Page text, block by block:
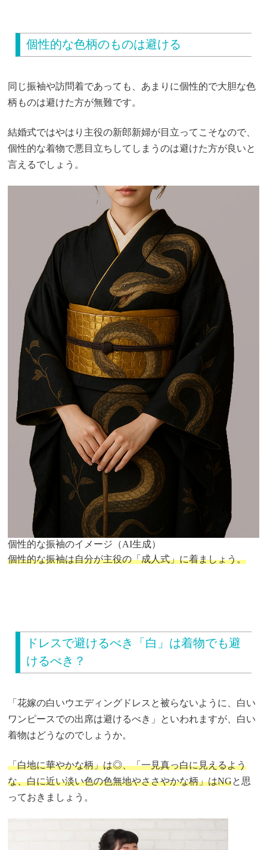
個性的な色柄のものは避ける
同じ振袖や訪問着であっても、あまりに個性的で大胆な色
柄ものは避けた方が無難です。
結婚式ではやはり主役の新郎新婦が目立ってこそなので、
個性的な着物で悪目立ちしてしまうのは避けた方が良いと
言えるでしょう。
個性的な振袖のイメージ（AI生成）
個性的な振袖は自分が主役の「成人式」に着ましょう。
ドレスで避けるべき「白」は着物でも避
けるべき？
「花嫁の白いウエディングドレスと被らないように、白い
ワンピースでの出席は避けるべき」といわれますが、白い
着物はどうなのでしょうか。
「白地に華やかな柄」は◎、「一見真っ白に見えるよう
な、白に近い淡い色の色無地やささやかな柄」はNGと思
っておきましょう。